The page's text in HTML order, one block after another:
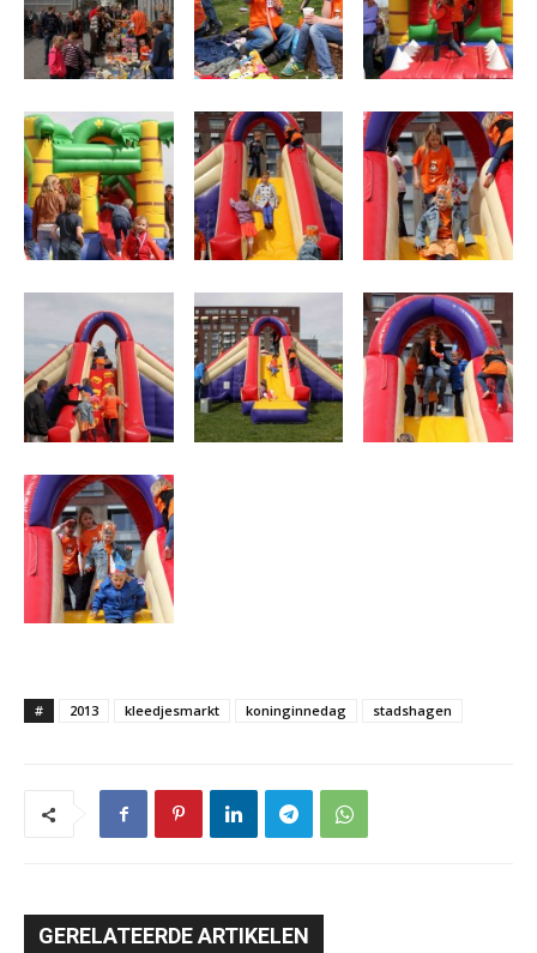
# 2013 kleedjesmarkt koninginnedag stadshagen
GERELATEERDE ARTIKELEN